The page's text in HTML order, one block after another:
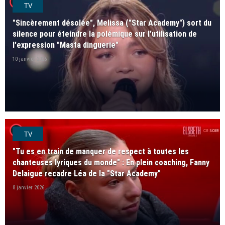
TV
"Sincèrement désolée", Melissa ("Star Academy") sort du
silence pour éteindre la polémique sur l'utilisation de
l'expression "Masta dinguerie"
10 janvier 2026
player2TV
"Tu es en train de manquer de respect à toutes les
chanteuses lyriques du monde" : En plein coaching, Fanny
Delaigue recadre Léa de la "Star Academy"
8 janvier 2026